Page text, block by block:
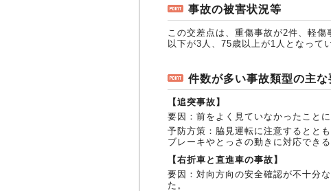
事故の被害状況等
この交差点は、重傷事故が2件、軽
以下が3人、75歳以上が1人となって
件数が多い事故類型の主
【追突事故】
要因： 前をよく見ていなかったことに
予防方策： 脇見運転に注意するとと
ブレーキやとっさの動きに対応でき
【右折車と直進車の事故】
要因： 対向方向の安全確認が不十分
た。